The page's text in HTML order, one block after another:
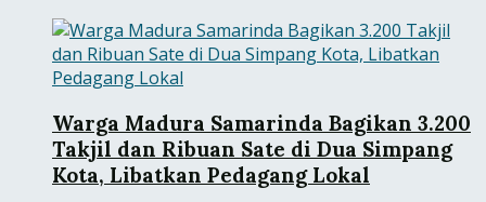
Warga Madura Samarinda Bagikan 3.200
Takjil dan Ribuan Sate di Dua Simpang
Kota, Libatkan Pedagang Lokal